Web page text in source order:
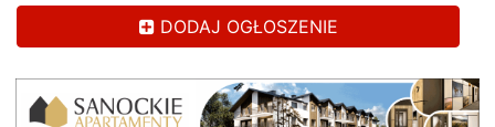
DODAJ OGŁOSZENIE